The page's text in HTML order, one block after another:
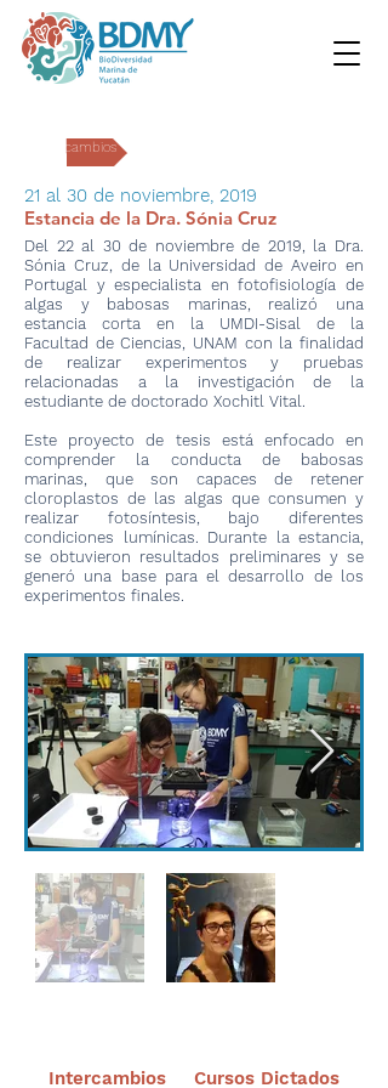
Intercambios
21 al 30 de noviembre, 2019
Estancia de la Dra. Sónia Cruz
Del 22 al 30 de noviembre de 2019, la Dra.
Sónia Cruz, de la Universidad de Aveiro en
Portugal y especialista en fotofisiología de
algas y babosas marinas, realizó una
estancia corta en la UMDI-Sisal de la
Facultad de Ciencias, UNAM con la finalidad
de realizar experimentos y pruebas
relacionadas a la investigación de la
estudiante de doctorado Xochitl Vital.
Este proyecto de tesis está enfocado en
comprender la conducta de babosas
marinas, que son capaces de retener
cloroplastos de las algas que consumen y
realizar fotosíntesis, bajo diferentes
condiciones lumínicas. Durante la estancia,
se obtuvieron resultados preliminares y se
generó una base para el desarrollo de los
experimentos finales.
Intercambios Cursos Dictados